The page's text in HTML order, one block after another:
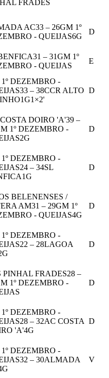
FRADES
AC33 – 26GM 1º
- QUEIJAS6G
D
31 – 31GM 1º
- QUEIJAS
E
DEZEMBRO -
33 – 38CCR ALTO
1G1 ×2'
D
DOIRO 'A'39 –
1º DEZEMBRO -
2G
D
DEZEMBRO -
24 – 34SL
1G
D
BELENENSES /
AM31 – 29GM 1º
- QUEIJAS4G
D
DEZEMBRO -
22 – 28LAGOA
G
D
PINHAL FRADES28 –
1º DEZEMBRO -
D
DEZEMBRO -
28 – 32AC COSTA
'A'4G
D
DEZEMBRO -
32 – 30ALMADA
G
V